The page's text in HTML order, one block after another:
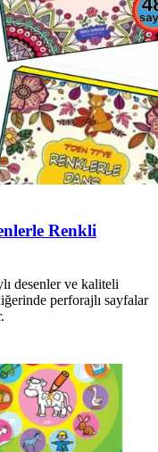
Renkli
desenler ve kaliteli
perforajlı sayfalar